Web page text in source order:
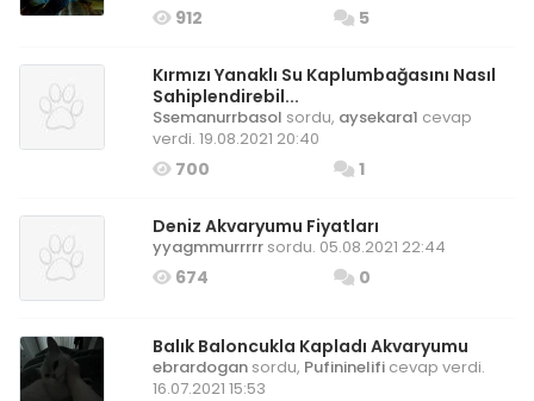
5
912
Kırmızı Yanaklı Su Kaplumbağasını Nasıl
Sahiplendirebil...
Ssemanurrbasol sordu, aysekara1 cevap
verdi. 19.08.2021 20:40
1
700
Deniz Akvaryumu Fiyatları
yyagmmurrrrrsordu. 05.08.2021 22:44
0
674
Balık Baloncukla Kapladı Akvaryumu
ebrardogansordu, Pufininelificevap verdi.
16.07.2021 15:53